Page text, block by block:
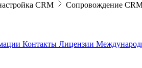
CRM Сопровождение
Контакты Лицензии